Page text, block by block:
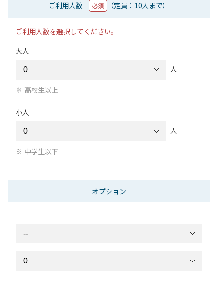
ご利用人数 必須 （定員：10人まで）
ご利用人数を選択してください。
大人
人
高校生以上
小人
人
中学生以下
オプション